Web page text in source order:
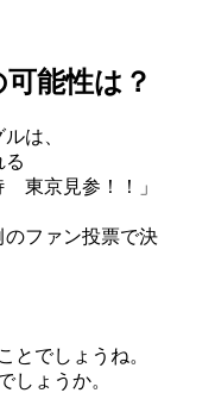
能性は？
は、
る
東京見参！！」
ファン投票で決
とでしょうね。
しょうか。